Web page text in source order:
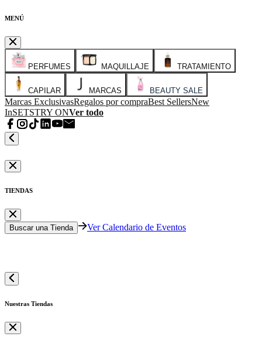
MENÚ
PERFUMES MAQUILLAJE TRATAMIENTO
CAPILAR MARCAS BEAUTY SALE
Marcas ExclusivasRegalos por compraBest SellersNew
InSETSTRY ONVer todo
TIENDAS
Buscar una Tienda Ver Calendario de Eventos
Nuestras Tiendas